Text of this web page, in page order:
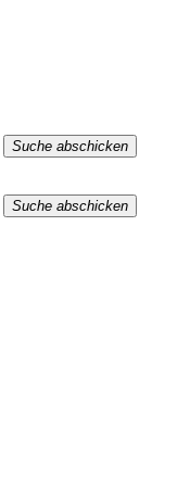
Suche abschicken
Suche abschicken